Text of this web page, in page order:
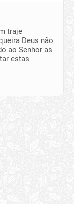
traje
Deus não
ao Senhor as
estas